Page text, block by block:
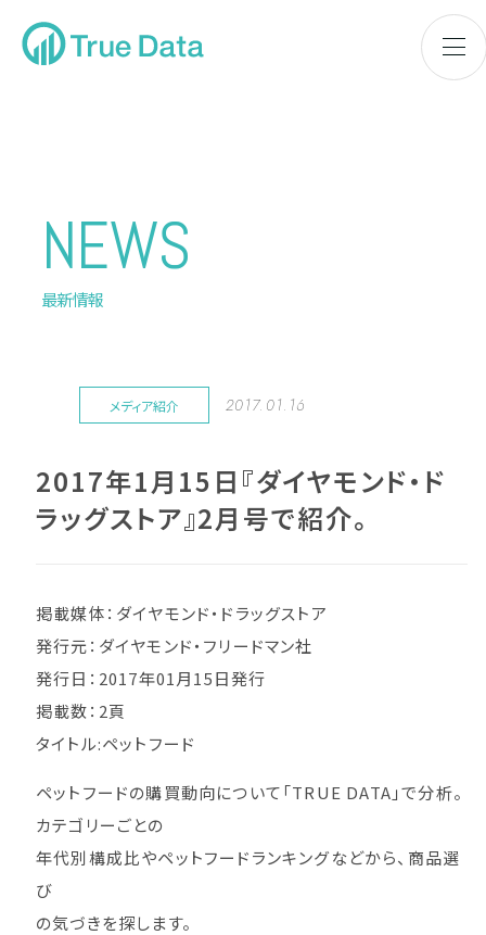
NEWS
最新情報
メディア紹介 2017.01.16
2017年1月15日『ダイヤモンド・ド
ラッグストア』2月号で紹介。
掲載媒体：ダイヤモンド・ドラッグストア
発行元：ダイヤモンド・フリードマン社
発行日：2017年01月15日発行
掲載数：2頁
タイトル:ペットフード
ペットフードの購買動向について「TRUE DATA」で分析。
カテゴリーごとの
年代別構成比やペットフードランキングなどから、商品選
び
の気づきを探します。